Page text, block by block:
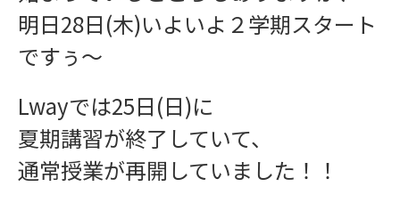
インフォメーション
明日28日(木)いよいよ２学期スタート
ですぅ〜
Lwayでは25日(日)に
夏期講習が終了していて、
通常授業が再開していました！！